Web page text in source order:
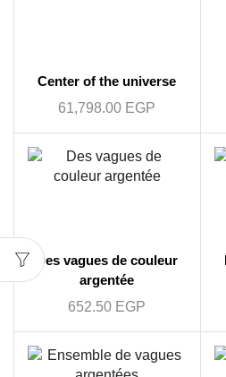
Center of the universe
61,798.00 EGP
Des vagues de couleur
argentée
652.50 EGP